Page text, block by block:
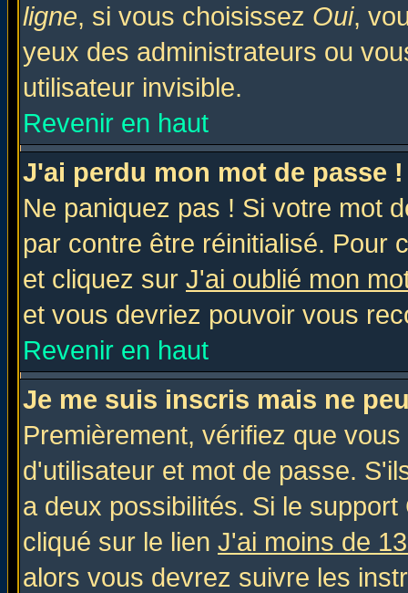
ligne, si vous choisissez Oui,
yeux des administrateurs ou
utilisateur invisible.
Revenir en haut
J'ai perdu mon mot de passe !
Ne paniquez pas ! Si votre mot
par contre être réinitialisé. Pour
et cliquez sur J'ai oublié mon
et vous devriez pouvoir vous
Revenir en haut
Je me suis inscris mais ne
Premièrement, vérifiez que
d'utilisateur et mot de passe.
a deux possibilités. Si le
cliqué sur le lien J'ai moins de
alors vous devrez suivre les